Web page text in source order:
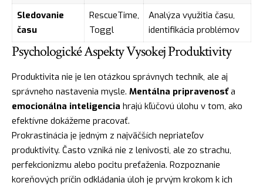
Sledovanie
času
RescueTime,
Toggl
Analýza využitia času,
identifikácia problémov
Psychologické Aspekty Vysokej Produktivity
Produktivita nie je len otázkou správnych techník, ale aj
správneho nastavenia mysle. Mentálna pripravenosťa
emocionálna inteligencia hrajú kľúčovú úlohu v tom, ako
efektívne dokážeme pracovať.
Prokrastinácia je jedným z najväčších nepriateľov
produktivity. Často vzniká nie z lenivosti, ale zo strachu,
perfekcionizmu alebo pocitu preťaženia. Rozpoznanie
koreňových príčin odkládania úloh je prvým krokom k ich